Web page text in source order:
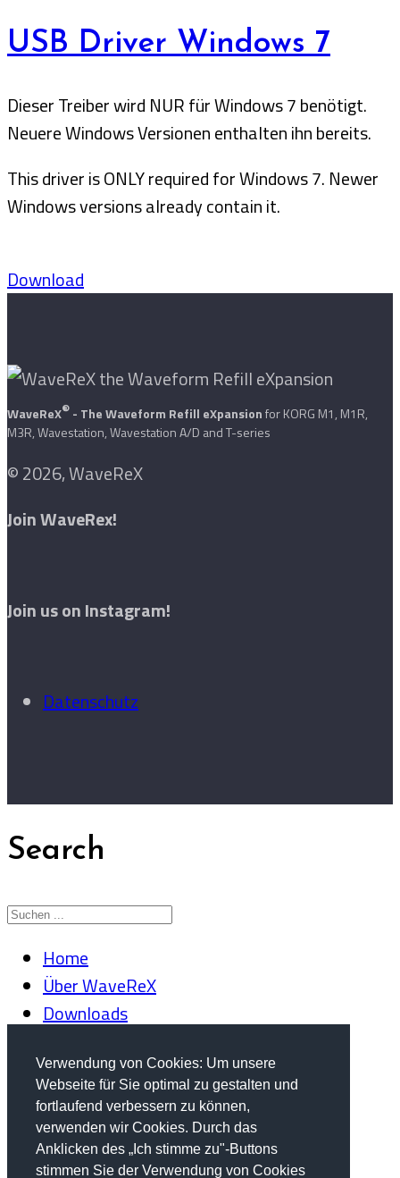
Verwendung von Cookies: Um unsere
Webseite für Sie optimal zu gestalten und
fortlaufend verbessern zu können,
verwenden wir Cookies. Durch das
Anklicken des „Ich stimme zu"-Buttons
stimmen Sie der Verwendung von Cookies
USB Driver Windows 7
Dieser Treiber wird NUR für Windows 7 benötigt.
Neuere Windows Versionen enthalten ihn bereits.
This driver is ONLY required for Windows 7. Newer
Windows versions already contain it.
Download
WaveReX® - The Waveform Refill eXpansionfor KORG M1, M1R,
M3R, Wavestation, Wavestation A/D and T-series
© 2026, WaveReX
Join WaveRex!
Join us on Instagram!
Datenschutz
Search
Home
Über WaveReX
Downloads
WaveR8
WaveU
WaveDDD
Firmware Updater